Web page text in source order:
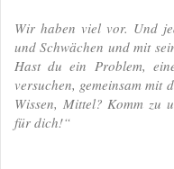
Wir haben viel vor. Und
und Schwächen und mit
Hast du ein Problem,
versuchen, gemeinsam mit
Wissen, Mittel? Komm zu
für dich!“